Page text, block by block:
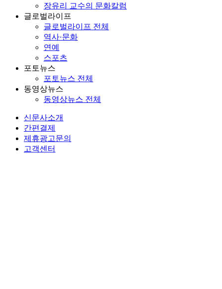
장유리 교수의 문화칼럼
글로벌라이프
글로벌라이프 전체
역사·문화
연예
스포츠
포토뉴스
포토뉴스 전체
동영상뉴스
동영상뉴스 전체
신문사소개
간편결제
제휴광고문의
고객센터